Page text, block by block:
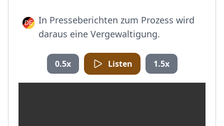
In Presseberichten zum Prozess wird
daraus eine Vergewaltigung.
0.5x Listen 1.5x